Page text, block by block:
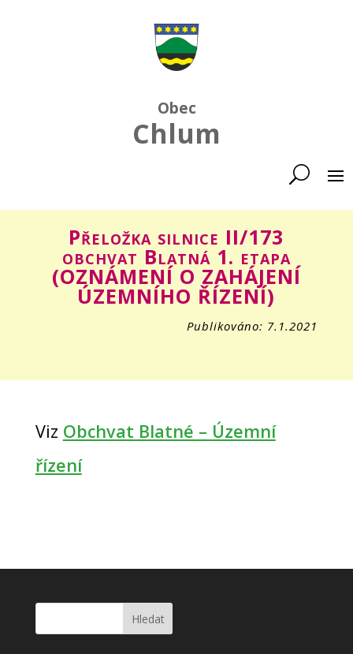
Obec
Chlum
Přeložka silnice II/173
obchvat Blatná 1. etapa
(OZNÁMENÍ O ZAHÁJENÍ
ÚZEMNÍHO ŘÍZENÍ)
Publikováno: 7.1.2021
Viz Obchvat Blatné – Územní
řízení